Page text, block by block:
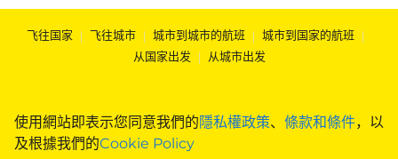
使用網站即表示您同意我們的隱私權政策、 條款和條件，以
及根據我們的Cookie Policy
飞往国家 | 飞往城市 | 城市到城市的航班 | 城市到国家的航班 |
从国家出发 | 从城市出发